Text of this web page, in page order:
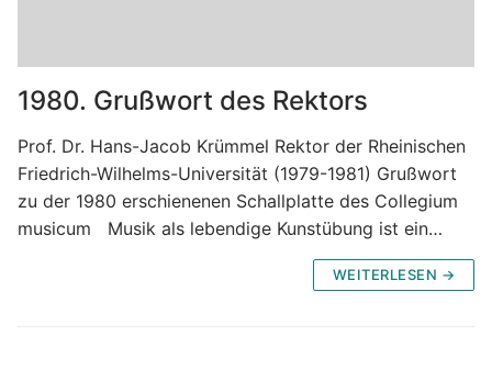
1980. Grußwort des Rektors
Prof. Dr. Hans-Jacob Krümmel Rektor der Rheinischen
Friedrich-Wilhelms-Universität (1979-1981) Grußwort
zu der 1980 erschienenen Schallplatte des Collegium
musicum Musik als lebendige Kunstübung ist ein…
WEITERLESEN →